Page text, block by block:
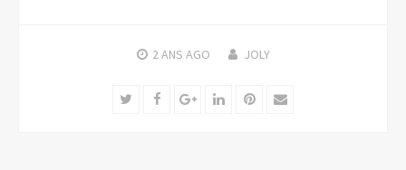
2 ANS AGO JOLY
TwitterFacebookGoogle+LinkedInPinterest
Email